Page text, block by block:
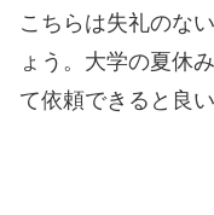
こちらは失礼のな
ょう。大学の夏休
て依頼できると良